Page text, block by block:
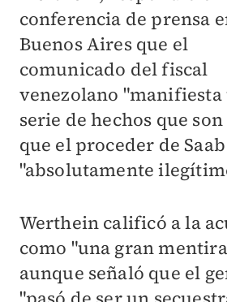
conferencia de prensa
Buenos Aires que el
comunicado del fiscal
venezolano "manifiesta
serie de hechos que
que el proceder de
"absolutamente
Werthein calificó a la
como "una gran
aunque señaló que el